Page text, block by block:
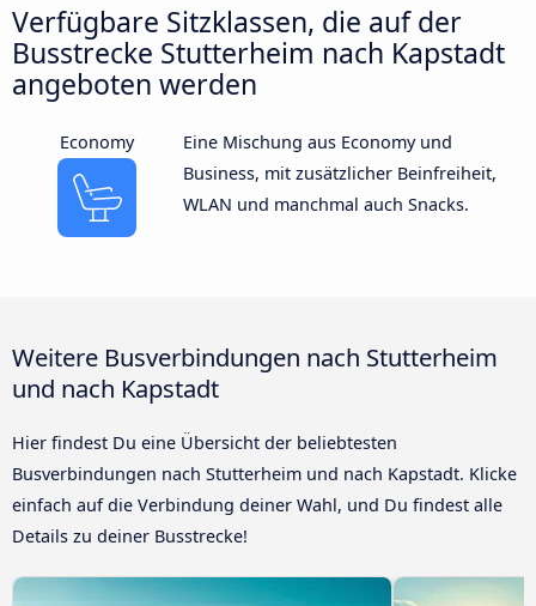
Verfügbare Sitzklassen, die auf der
Busstrecke Stutterheim nach Kapstadt
angeboten werden
Economy
Eine Mischung aus Economy und
Business, mit zusätzlicher Beinfreiheit,
WLAN und manchmal auch Snacks.
Weitere Busverbindungen nach Stutterheim
und nach Kapstadt
Hier findest Du eine Übersicht der beliebtesten
Busverbindungen nach Stutterheim und nach Kapstadt. Klicke
einfach auf die Verbindung deiner Wahl, und Du findest alle
Details zu deiner Busstrecke!